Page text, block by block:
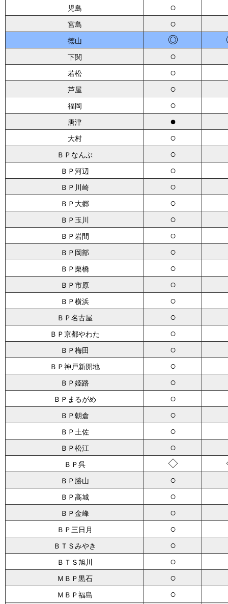
児島 ○
宮島 ○
徳山 ◎
下関 ○
若松 ○
芦屋 ○
福岡 ○
唐津 ●
大村 ○
ＢＰなんぶ ○
ＢＰ河辺 ○
ＢＰ川崎 ○
ＢＰ大郷 ○
ＢＰ玉川 ○
ＢＰ岩間 ○
ＢＰ岡部 ○
ＢＰ栗橋 ○
ＢＰ市原 ○
ＢＰ横浜 ○
ＢＰ名古屋 ○
ＢＰ京都やわた ○
ＢＰ梅田 ○
ＢＰ神戸新開地 ○
ＢＰ姫路 ○
ＢＰまるがめ ○
ＢＰ朝倉 ○
ＢＰ土佐 ○
ＢＰ松江 ○
ＢＰ呉 ◇
ＢＰ勝山 ○
ＢＰ高城 ○
ＢＰ金峰 ○
ＢＰ三日月 ○
ＢＴＳみやき ○
ＢＴＳ旭川 ○
ＭＢＰ黒石 ○
ＭＢＰ福島 ○